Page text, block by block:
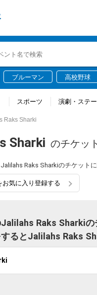
ブルーマン 高校野球
スポーツ 演劇・ステ
Raks Sharki
Sharki のチケット
Raks Sharkiのチケット
お気に入り登録する
Raks Sharkiの
るとJalilahs Raks